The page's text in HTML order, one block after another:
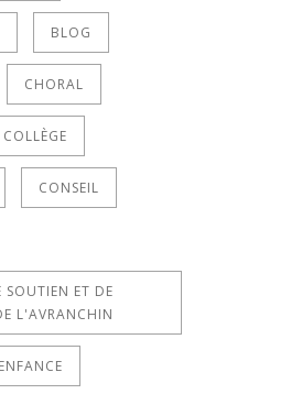
BLOG
CHORAL
COLLÈGE
CONSEIL
SOUTIEN ET DE
L'AVRANCHIN
ENFANCE